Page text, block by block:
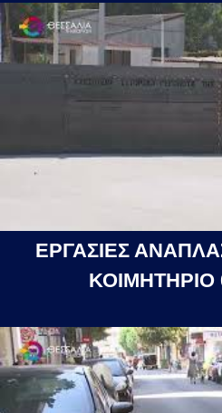
ΕΡΓΑΣΙΕΣ
ΚΟΙΜΗΤΗΡΙΟ